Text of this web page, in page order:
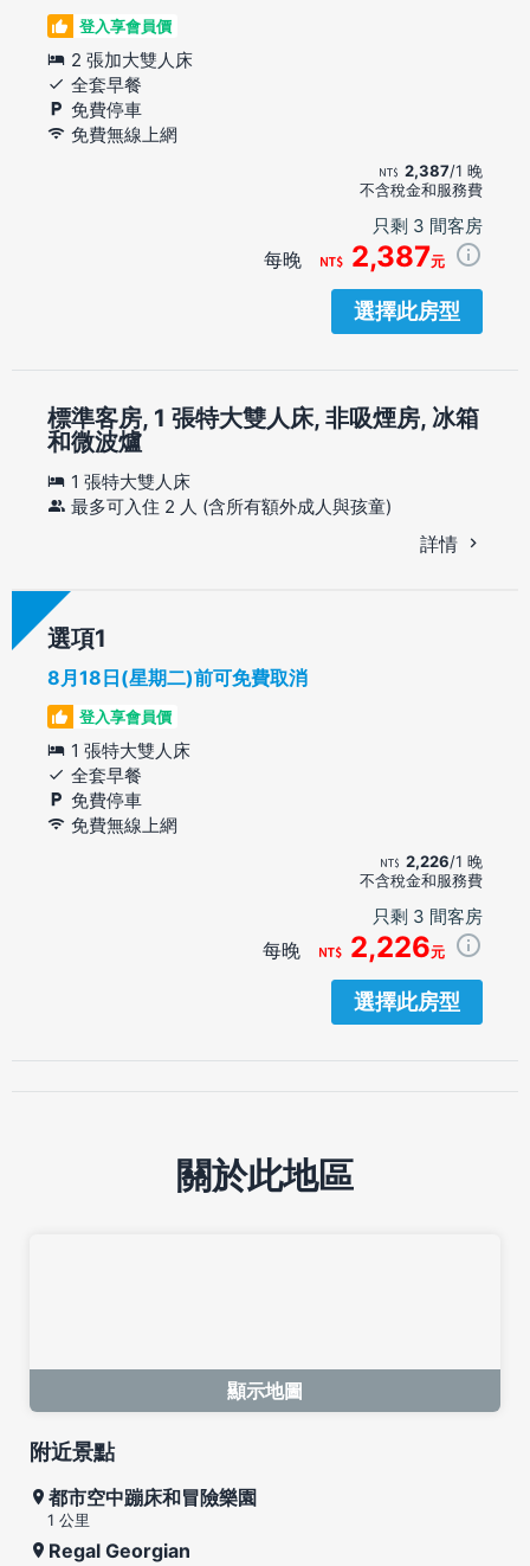
登入享會員價
2 張加大雙人床
全套早餐
免費停車
免費無線上網
2,387/1 晚
不含稅金和服務費
只剩 3 間客房
每晚 2,387元
選擇此房型
標準客房, 1 張特大雙人床, 非吸煙房, 冰箱
和微波爐
1 張特大雙人床
最多可入住 2 人 (含所有額外成人與孩童)
詳情
選項
8月18日(星期二)前可免費取消
登入享會員價
1 張特大雙人床
全套早餐
免費停車
免費無線上網
2,226/1 晚
不含稅金和服務費
只剩 3 間客房
每晚 2,226元
選擇此房型
關於此地區
顯示地圖
附近景點
都市空中蹦床和冒險樂園
1 公里
Regal Georgian